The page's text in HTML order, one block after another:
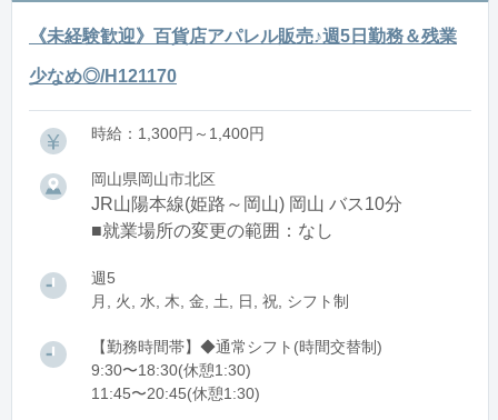
《未経験歓迎》百貨店アパレル販売♪週5日勤務＆残業
少なめ◎/H121170
時給：1,300円～1,400円
岡山県岡山市北区
JR山陽本線(姫路～岡山) 岡山 バス10分
■就業場所の変更の範囲：なし
週5
月, 火, 水, 木, 金, 土, 日, 祝, シフト制
【勤務時間帯】◆通常シフト(時間交替制)
9:30〜18:30(休憩1:30)
11:45〜20:45(休憩1:30)